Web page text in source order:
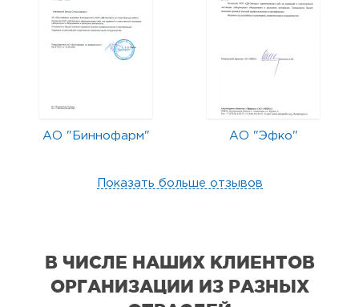
АО "Биннофарм" АО "Эфко"
Показать больше отзывов
В ЧИСЛЕ НАШИХ КЛИЕНТОВ
ОРГАНИЗАЦИИ ИЗ РАЗНЫХ